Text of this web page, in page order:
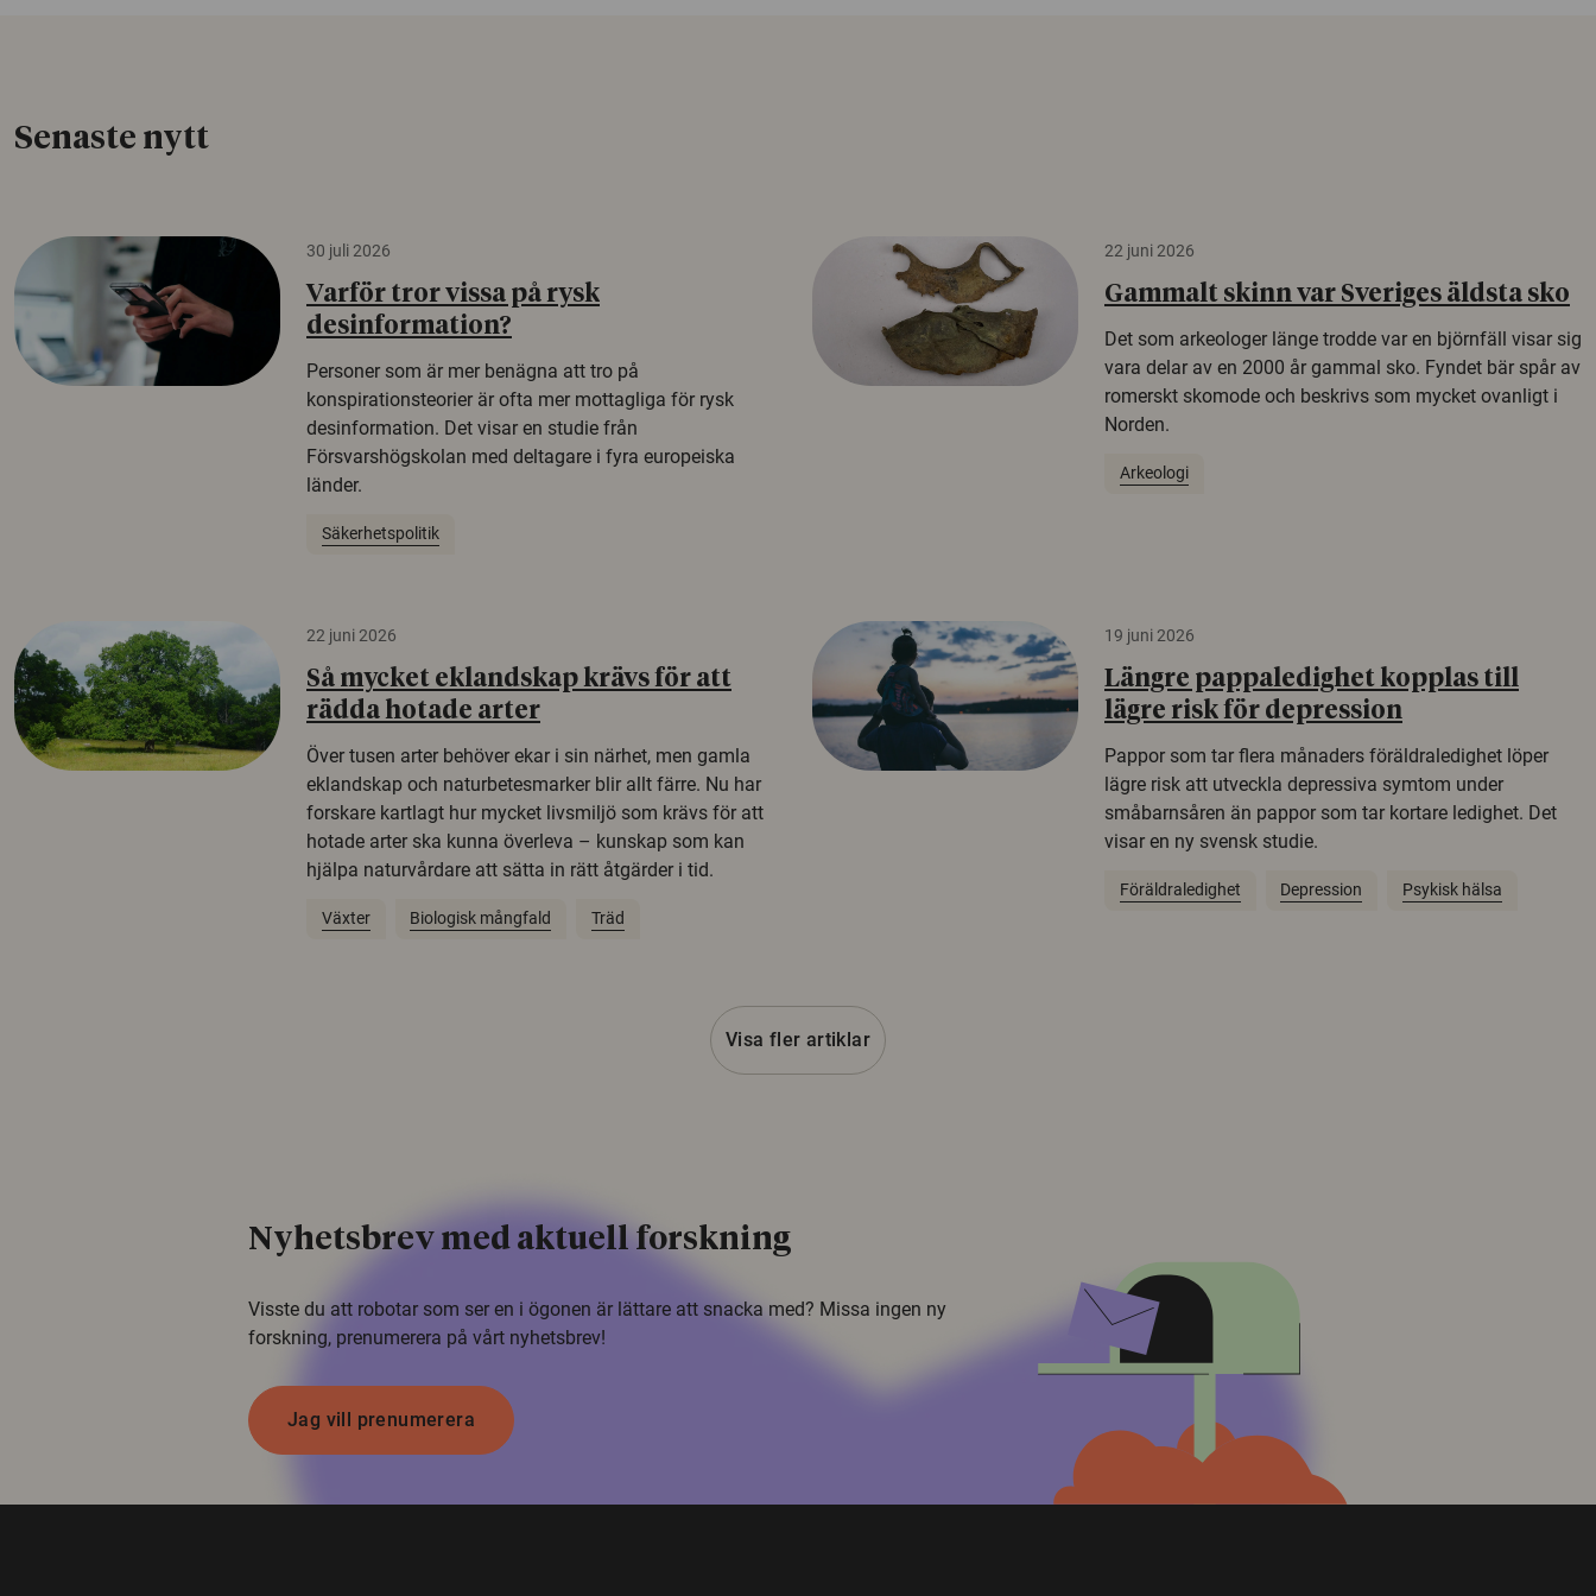
Senaste nytt
30 juli 2026
Varför tror vissa på rysk
desinformation?
Personer som är mer benägna att tro på
konspirationsteorier är ofta mer mottagliga för rysk
desinformation. Det visar en studie från
Försvarshögskolan med deltagare i fyra europeiska
länder.
Säkerhetspolitik
22 juni 2026
Gammalt skinn var Sveriges äldsta sko
Det som arkeologer länge trodde var en björnfäll visar sig
vara delar av en 2000 år gammal sko. Fyndet bär spår av
romerskt skomode och beskrivs som mycket ovanligt i
Norden.
Arkeologi
22 juni 2026
Så mycket eklandskap krävs för att
rädda hotade arter
Över tusen arter behöver ekar i sin närhet, men gamla
eklandskap och naturbetesmarker blir allt färre. Nu har
forskare kartlagt hur mycket livsmiljö som krävs för att
hotade arter ska kunna överleva – kunskap som kan
hjälpa naturvårdare att sätta in rätt åtgärder i tid.
Växter Biologisk mångfald Träd
19 juni 2026
Längre pappaledighet kopplas till
lägre risk för depression
Pappor som tar flera månaders föräldraledighet löper
lägre risk att utveckla depressiva symtom under
småbarnsåren än pappor som tar kortare ledighet. Det
visar en ny svensk studie.
Föräldraledighet Depression Psykisk hälsa
Visa fler artiklar
Nyhetsbrev med aktuell forskning
Visste du att robotar som ser en i ögonen är lättare att snacka med? Missa ingen ny
forskning, prenumerera på vårt nyhetsbrev!
Jag vill prenumerera